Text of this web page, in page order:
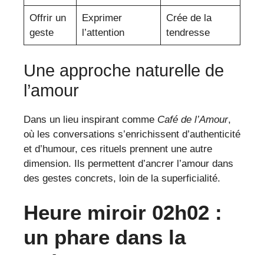
Offrir un
geste
Exprimer
l’attention
Crée de la
tendresse
Une approche naturelle de
l’amour
Dans un lieu inspirant comme Café de l’Amour,
où les conversations s’enrichissent d’authenticité
et d’humour, ces rituels prennent une autre
dimension. Ils permettent d’ancrer l’amour dans
des gestes concrets, loin de la superficialité.
Heure miroir 02h02 :
un phare dans la